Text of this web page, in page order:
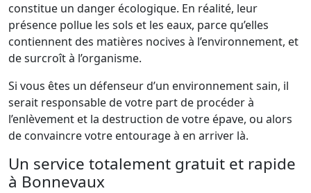
constitue un danger écologique. En réalité, leur
présence pollue les sols et les eaux, parce qu’elles
contiennent des matières nocives à l’environnement, et
de surcroît à l’organisme.
Si vous êtes un défenseur d’un environnement sain, il
serait responsable de votre part de procéder à
l’enlèvement et la destruction de votre épave, ou alors
de convaincre votre entourage à en arriver là.
Un service totalement gratuit et rapide
à Bonnevaux